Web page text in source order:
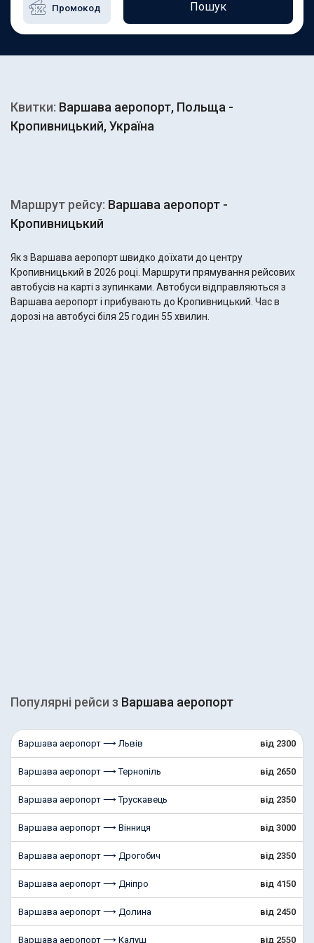
Пошук
Квитки: Варшава аеропорт, Польща -
Кропивницький, Україна
Маршрут рейсу: Варшава аеропорт -
Кропивницький
Як з Варшава аеропорт швидко доїхати до центру
Кропивницький в 2026 році. Маршрути прямування рейсових
автобусів на карті з зупинками. Автобуси відправляються з
Варшава аеропорт і прибувають до Кропивницький. Час в
дорозі на автобусі біля 25 годин 55 хвилин.
Популярні рейcи з Варшава аеропорт
Варшава аеропорт ⟶ Львів від 2300
Варшава аеропорт ⟶ Тернопіль від 2650
Варшава аеропорт ⟶ Трускавець від 2350
Варшава аеропорт ⟶ Вінниця від 3000
Варшава аеропорт ⟶ Дрогобич від 2350
Варшава аеропорт ⟶ Дніпро від 4150
Варшава аеропорт ⟶ Долина від 2450
Варшава аеропорт ⟶ Калуш від 2550